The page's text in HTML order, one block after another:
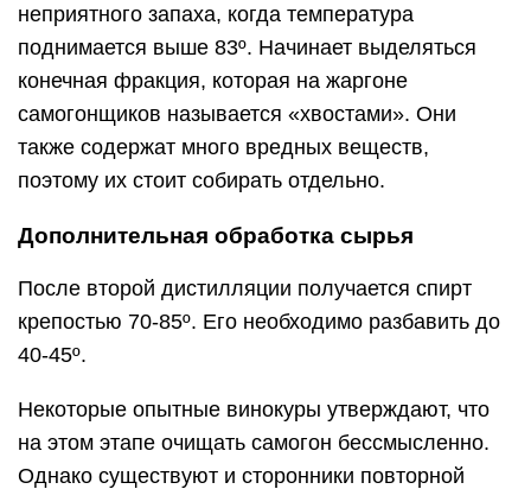
неприятного запаха, когда температура
поднимается выше 83º. Начинает выделяться
конечная фракция, которая на жаргоне
самогонщиков называется «хвостами». Они
также содержат много вредных веществ,
поэтому их стоит собирать отдельно.
Дополнительная обработка сырья
После второй дистилляции получается спирт
крепостью 70-85º. Его необходимо разбавить до
40-45º.
Некоторые опытные винокуры утверждают, что
на этом этапе очищать самогон бессмысленно.
Однако существуют и сторонники повторной